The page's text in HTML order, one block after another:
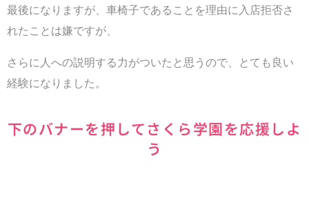
最後になりますが、車椅子であることを理由に入店拒否さ
れたことは嫌ですが、
さらに人への説明する力がついたと思うので、とても良い
経験になりました。
下のバナーを押してさくら学園を応援しよ
う